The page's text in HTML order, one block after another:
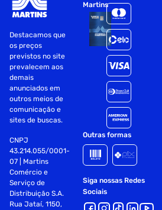
Destacamos que
os preços
previstos no site
prevalecem aos
demais
anunciados em
outros meios de
comunicação e
sites de buscas.
CNPJ
43.214.055/0001-
07 | Martins
Comércio e
Serviço de
Distribuição S.A.
Rua Jataí, 1150,
Martins
Outras formas
Siga nossas Redes
Sociais